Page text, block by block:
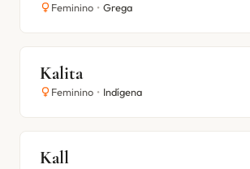
Feminino • Grega
Kalita
Feminino • Indígena
Kall